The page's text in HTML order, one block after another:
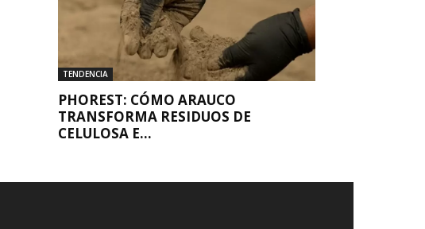
TENDENCIA
PHOREST: CÓMO ARAUCO
TRANSFORMA RESIDUOS DE
CELULOSA E...